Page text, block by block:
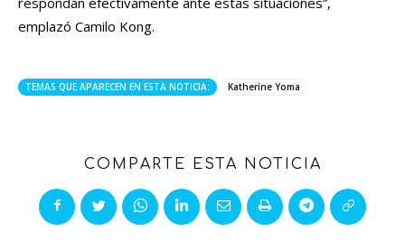
emplazó Camilo Kong.
TEMAS QUE APARECEN EN ESTA NOTICIA: Katherine Yoma
COMPARTE ESTA NOTICIA